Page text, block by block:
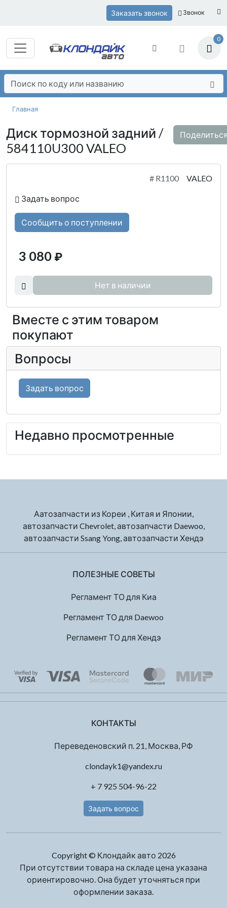
Заказать звонок Звонок
0
Главная
Диск тормозной задний /
584110U300 VALEO
# R1100 VALEO
Задать вопрос
Сообщить о поступлении
3 080 ₽
Нет в наличии
Вместе с этим товаром
покупают
Вопросы
Задать вопрос
Недавно просмотренные
Аатозапчасти из Кореи , Китая и Японии,
автозапчасти Chevrolet, автозапчасти Daewoo,
автозапчасти Ssang Yong, автозапчасти Хендэ
ПОЛЕЗНЫЕ СОВЕТЫ
Регламент ТО для Киа
Регламент ТО для Daewoo
Регламент ТО для Хендэ
КОНТАКТЫ
Переведеновский п. 21, Москва, РФ
clondayk1@yandex.ru
+ 7 925 504-96-22
Задать вопрос
Copyright © Клондайк авто 2026
При отсутствии товара на складе цена указана
ориентировочно. Она будет уточняться при
оформлении заказа.